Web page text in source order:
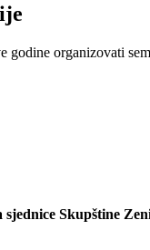
organizovati
Skupštine